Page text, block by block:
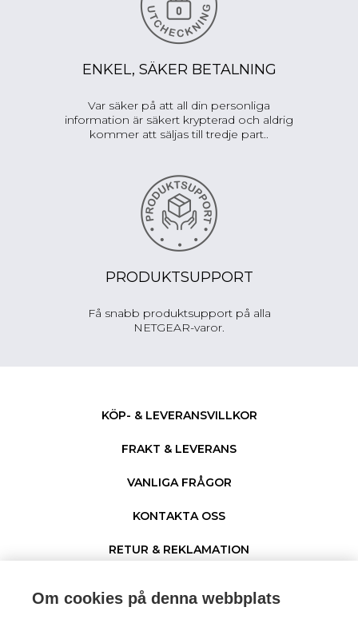
ENKEL, SÄKER BETALNING
Var säker på att all din personliga
information är säkert krypterad och aldrig
kommer att säljas till tredje part..
PRODUKTSUPPORT
Få snabb produktsupport på alla
NETGEAR-varor.
KÖP- & LEVERANSVILLKOR
FRAKT & LEVERANS
VANLIGA FRÅGOR
KONTAKTA OSS
RETUR & REKLAMATION
Om cookies på denna webbplats